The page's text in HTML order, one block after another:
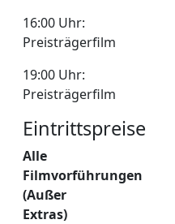
16:00 Uhr:
Preisträgerfilm
19:00 Uhr:
Preisträgerfilm
Eintrittspreise
Alle
Filmvorführungen
(Außer
Extras)